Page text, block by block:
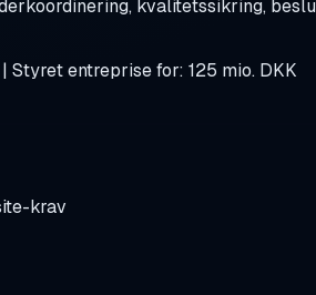
kvalitetssikring,
entreprise for: 125 mio. DKK
krav